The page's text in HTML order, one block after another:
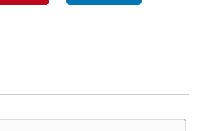
姓